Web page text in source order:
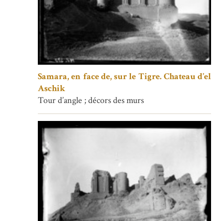
Samara, en face de, sur le Tigre. Chateau d’el
Aschik
Tour d’angle ; décors des murs